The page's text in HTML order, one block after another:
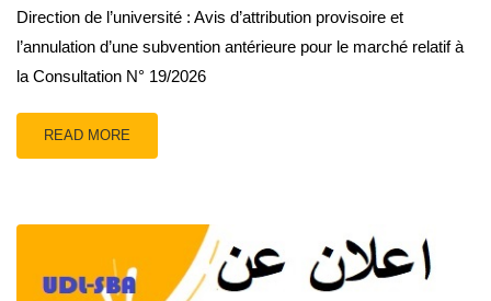
Direction de l’université : Avis d’attribution provisoire et
l’annulation d’une subvention antérieure pour le marché relatif à
la Consultation N° 19/2026
READ MORE